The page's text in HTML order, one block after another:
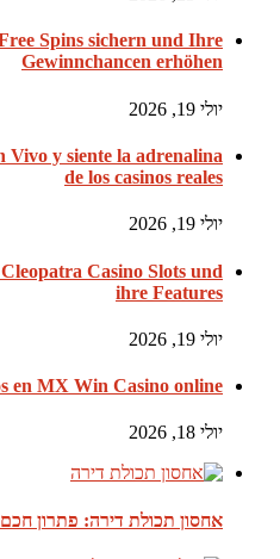
Spins sichern und Ihre
Gewinnchancen erhöhen
יולי 19, 2026
Vivo y siente la adrenalina
de los casinos reales
יולי 19, 2026
Casino Slots und
ihre Features
יולי 19, 2026
en MX Win Casino online
יולי 18, 2026
אחסון תכולת דירה: פתרון חכם